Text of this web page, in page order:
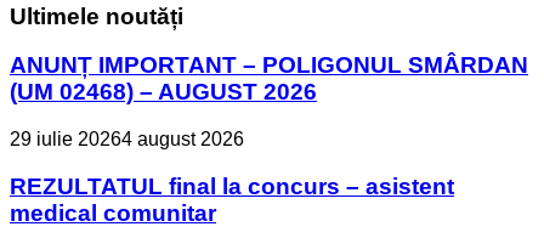
Ultimele noutăți
ANUNȚ IMPORTANT – POLIGONUL SMÂRDAN
(UM 02468) – AUGUST 2026
29 iulie 20264 august 2026
REZULTATUL final la concurs – asistent
medical comunitar